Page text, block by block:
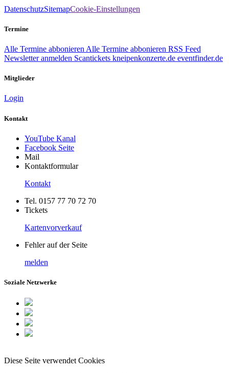
DatenschutzSitemapCookie-Einstellungen
Termine
Alle Termine abbonieren Alle Termine abbonieren RSS Feed
Newsletter anmelden Scantickets kneipenkonzerte.de eventfinder.de
Mitglieder
Login
Kontakt
YouTube Kanal
Facebook Seite
Mail
Kontaktformular
Kontakt
Tel. 0157 77 70 72 70
Tickets
Kartenvorverkauf
Fehler auf der Seite
melden
Soziale Netzwerke
Diese Seite verwendet Cookies